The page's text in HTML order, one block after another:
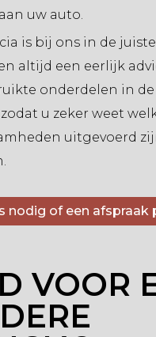
uw auto.
is bij ons in de
altijd een eerlijk
onderdelen in
u zeker weet
uitgevoerd
nodig of een afspraak
VOOR